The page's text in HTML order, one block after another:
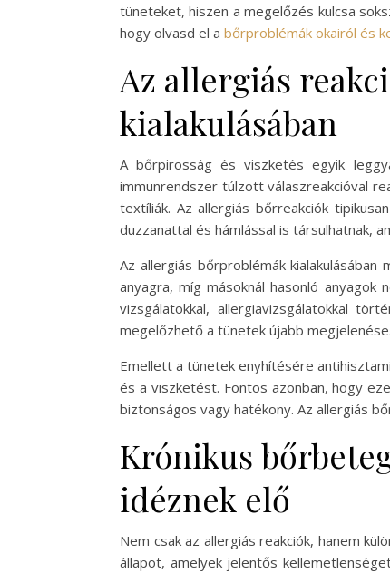
tüneteket, hiszen a megelőzés kulcsa
hogy olvasd el a bőrproblémák okairól és
Az allergiás
kialakulásában
A bőrpirosság és viszketés egyik
immunrendszer túlzott válaszreakcióval
textíliák. Az allergiás bőrreakciók
duzzanattal és hámlással is társulhatnak,
Az allergiás bőrproblémák
anyagra, míg másoknál hasonló
vizsgálatokkal, allergiavizsgálatokkal
megelőzhető a tünetek újabb megjelenése.
Emellett a tünetek enyhítésére
és a viszketést. Fontos azonban, hogy
biztonságos vagy hatékony. Az allergiás
Krónikus
idéznek elő
Nem csak az allergiás reakciók, hanem
állapot, amelyek jelentős